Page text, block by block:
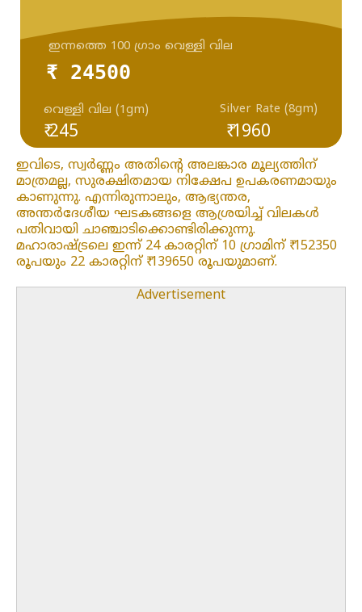
₹ 24500
₹ 245
വെള്ളി വില (1gm) Silver Rate (8gm)
ഇന്നത്തെ 100 ഗ്രാം വെള്ളി വില
₹ 1960
ഇവിടെ, സ്വർണ്ണം അതിന്റെ അലങ്കാര മൂല്യത്തിന്
മാത്രമല്ല, സുരക്ഷിതമായ നിക്ഷേപ ഉപകരണമായും
കാണുന്നു. എന്നിരുന്നാലും, ആഭ്യന്തര,
അന്തർദേശീയ ഘടകങ്ങളെ ആശ്രയിച്ച് വിലകൾ
പതിവായി ചാഞ്ചാടിക്കൊണ്ടിരിക്കുന്നു.
മഹാരാഷ്ട്രലെ ഇന്ന് 24 കാരറ്റിന് 10 ഗ്രാമിന് ₹ 152350
രൂപയും 22 കാരറ്റിന് ₹ 139650 രൂപയുമാണ്.
Advertisement